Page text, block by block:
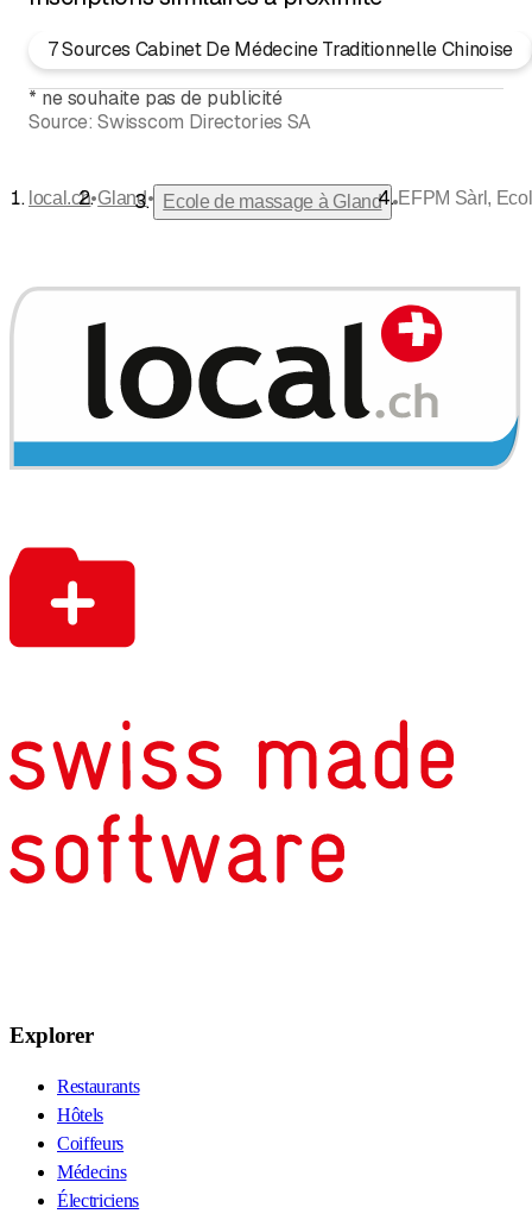
7 Sources Cabinet De Médecine Traditionnelle Chinoise
* ne souhaite pas de publicité
Source: Swisscom Directories SA
local.ch•Gland• Ecole de massage à Gland •EFPM Sàrl,
Explorer
Restaurants
Hôtels
Coiffeurs
Médecins
Électriciens